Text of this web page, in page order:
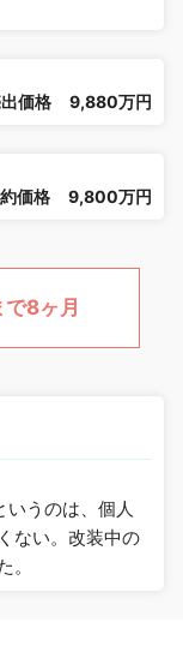
価格 9,880万円
価格 9,800万円
8ヶ月
うのは、個人
ない。改装中の
。